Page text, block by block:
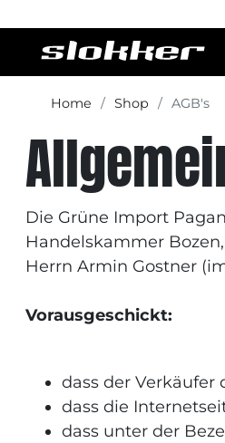
Home Shop AGB's
Die Grüne Import
Handelskammer
Herrn Armin Gostner
Vorausgeschickt:
dass der Verkäufer
dass die
dass unter der